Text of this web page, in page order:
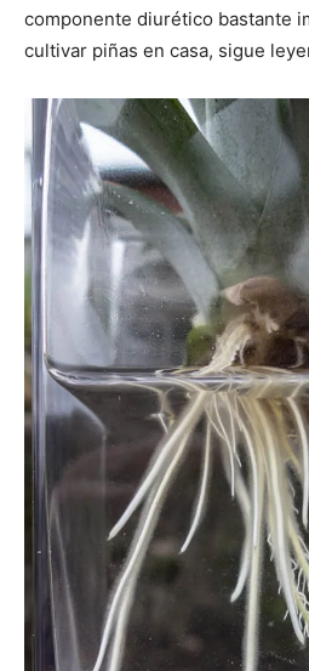
componente diurético bastante
cultivar piñas en casa, sigue